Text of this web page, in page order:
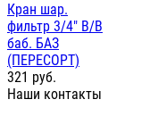
Кран шар.
фильтр 3/4" В/В
баб. БАЗ
(ПЕРЕСОРТ)
321 руб.
Наши контакты